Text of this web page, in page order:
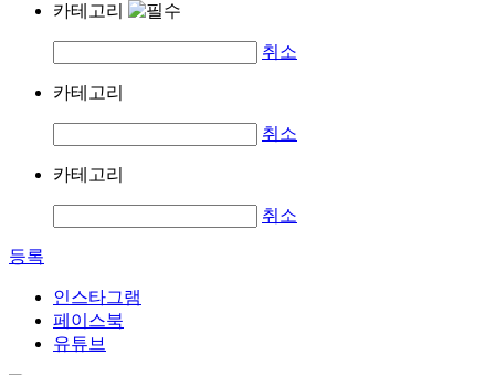
카테고리
취소
카테고리
취소
카테고리
취소
등록
인스타그램
페이스북
유튜브